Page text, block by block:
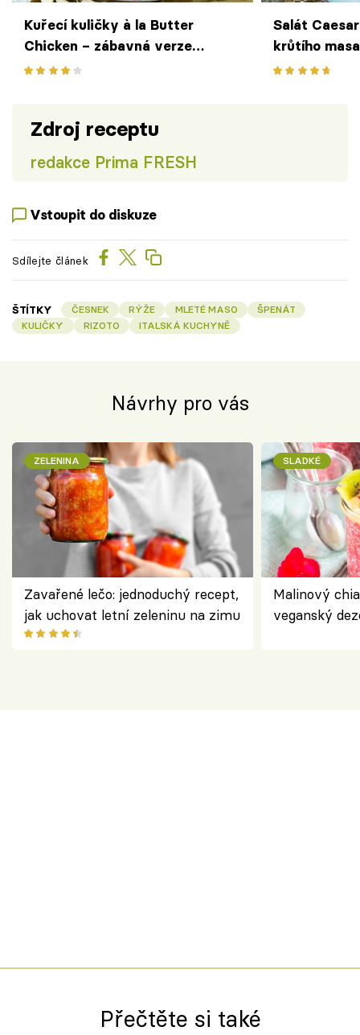
Kuřecí kuličky à la Butter
Chicken – zábavná verze
indické klasiky
Salát
krůtího
oblíbené
Zdroj receptu
redakce Prima FRESH
Vstoupit do diskuze
Sdílejte článek
ŠTÍTKY ČESNEK RÝŽE MLETÉ MASO
ŠPENÁT
KULIČKY
RIZOTO ITALSKÁ KUCHYNĚ
Návrhy pro vás
ZELENINA
Zavařené lečo: jednoduchý recept,
jak uchovat letní zeleninu na zimu
SLADKÉ
Malinový
veganský
Přečtěte si také